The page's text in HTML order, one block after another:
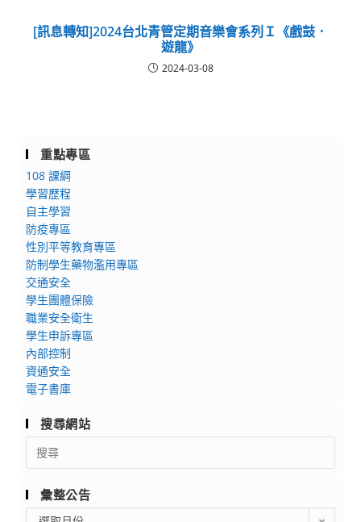
[訊息轉知]2024台北青管定期音樂會系列Ｉ《戲鼓．
遊龍》
2024-03-08
重點專區
108 課綱
學習歷程
自主學習
防疫專區
性別平等教育專區
防制學生藥物濫用專區
交通安全
學生團體保險
職業安全衛生
學生申訴專區
內部控制
資通安全
電子書庫
搜尋網站
Search
for:
彙整公告